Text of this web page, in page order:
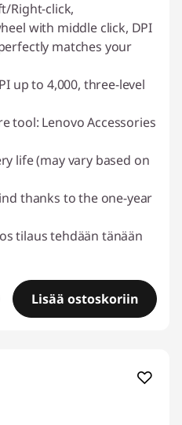
Right-click,
with middle click, DPI
matches your
up to 4,000, three-level
tool: Lenovo Accessories
life (may vary based on
thanks to the one-year
tilaus tehdään tänään
Lisää ostoskoriin